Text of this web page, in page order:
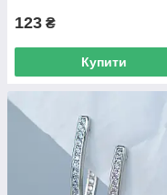
123 ₴
Купити